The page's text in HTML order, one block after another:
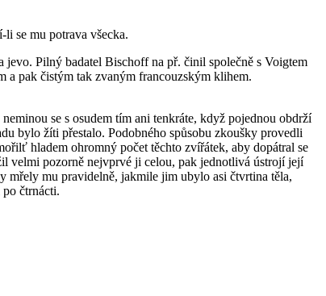
se mu potrava všecka.
Pilný badatel Bischoff na př. činil společně s Voigtem
a pak čistým tak zvaným francouzským klihem.
se s osudem tím ani tenkráte, když pojednou obdrží
bylo žíti přestalo. Podobného spůsobu zkoušky provedli
hladem ohromný počet těchto zvířátek, aby dopátral se
velmi pozorně nejvprvé ji celou, pak jednotlivá ústrojí její
mřely mu pravidelně, jakmile jim ubylo asi čtvrtina těla,
čtrnácti.